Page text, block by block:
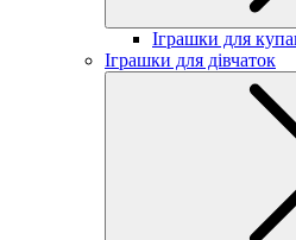
Іграшки для
Іграшки для дівчаток